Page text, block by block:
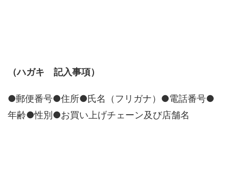
（ハガキ 記入事項）
●郵便番号●住所●氏名（フリガナ）●電話番号●
年齢●性別●お買い上げチェーン及び店舗名